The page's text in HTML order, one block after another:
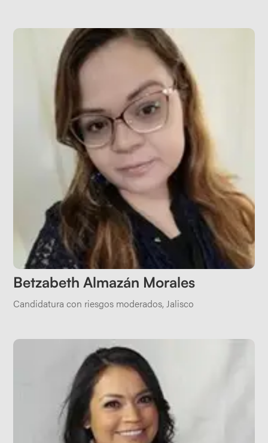
Betzabeth Almazán Morales
Candidatura con riesgos moderados,Jalisco